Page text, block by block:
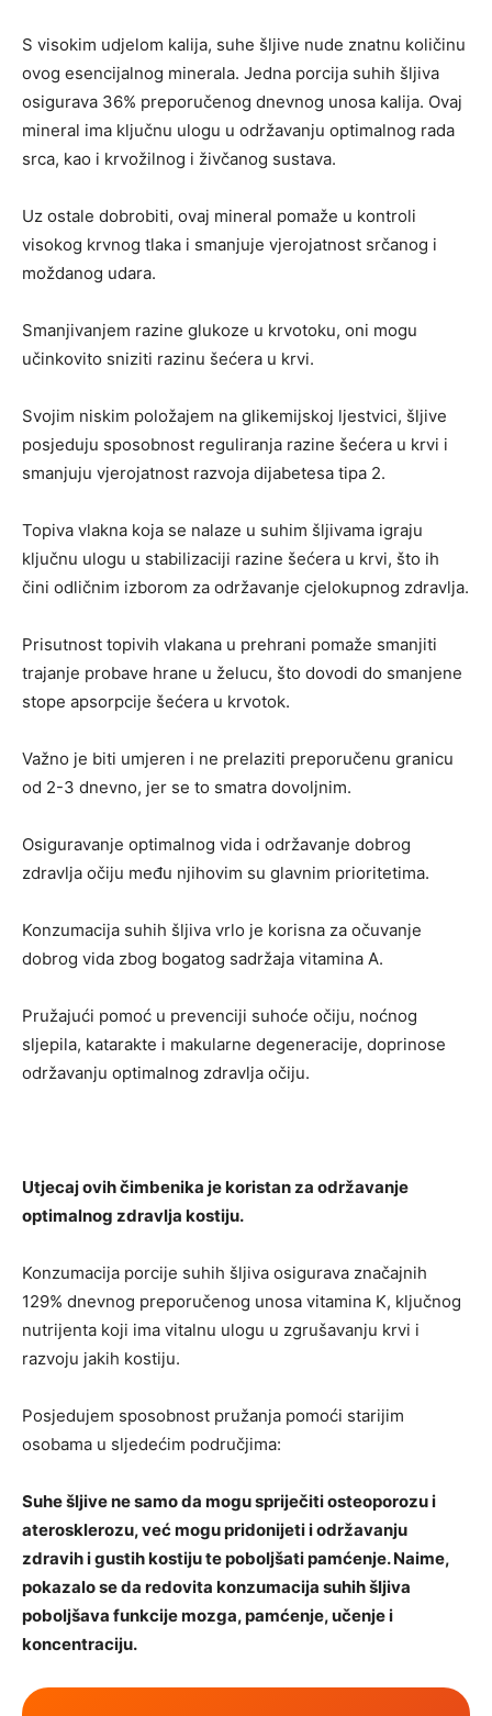
S visokim udjelom kalija, suhe šljive nude znatnu količinu
ovog esencijalnog minerala. Jedna porcija suhih šljiva
osigurava 36% preporučenog dnevnog unosa kalija. Ovaj
mineral ima ključnu ulogu u održavanju optimalnog rada
srca, kao i krvožilnog i živčanog sustava.
Uz ostale dobrobiti, ovaj mineral pomaže u kontroli
visokog krvnog tlaka i smanjuje vjerojatnost srčanog i
moždanog udara.
Smanjivanjem razine glukoze u krvotoku, oni mogu
učinkovito sniziti razinu šećera u krvi.
Svojim niskim položajem na glikemijskoj ljestvici, šljive
posjeduju sposobnost reguliranja razine šećera u krvi i
smanjuju vjerojatnost razvoja dijabetesa tipa 2.
Topiva vlakna koja se nalaze u suhim šljivama igraju
ključnu ulogu u stabilizaciji razine šećera u krvi, što ih
čini odličnim izborom za održavanje cjelokupnog zdravlja.
Prisutnost topivih vlakana u prehrani pomaže smanjiti
trajanje probave hrane u želucu, što dovodi do smanjene
stope apsorpcije šećera u krvotok.
Važno je biti umjeren i ne prelaziti preporučenu granicu
od 2-3 dnevno, jer se to smatra dovoljnim.
Osiguravanje optimalnog vida i održavanje dobrog
zdravlja očiju među njihovim su glavnim prioritetima.
Konzumacija suhih šljiva vrlo je korisna za očuvanje
dobrog vida zbog bogatog sadržaja vitamina A.
Pružajući pomoć u prevenciji suhoće očiju, noćnog
sljepila, katarakte i makularne degeneracije, doprinose
održavanju optimalnog zdravlja očiju.
Utjecaj ovih čimbenika je koristan za održavanje
optimalnog zdravlja kostiju.
Konzumacija porcije suhih šljiva osigurava značajnih
129% dnevnog preporučenog unosa vitamina K, ključnog
nutrijenta koji ima vitalnu ulogu u zgrušavanju krvi i
razvoju jakih kostiju.
Posjedujem sposobnost pružanja pomoći starijim
osobama u sljedećim područjima:
Suhe šljive ne samo da mogu spriječiti osteoporozu i
aterosklerozu, već mogu pridonijeti i održavanju
zdravih i gustih kostiju te poboljšati pamćenje. Naime,
pokazalo se da redovita konzumacija suhih šljiva
poboljšava funkcije mozga, pamćenje, učenje i
koncentraciju.